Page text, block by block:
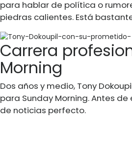
para hablar de política o
piedras calientes. Está
Carrera
Morning
Dos años y medio, Tony
para Sunday Morning. Antes
de noticias perfecto.